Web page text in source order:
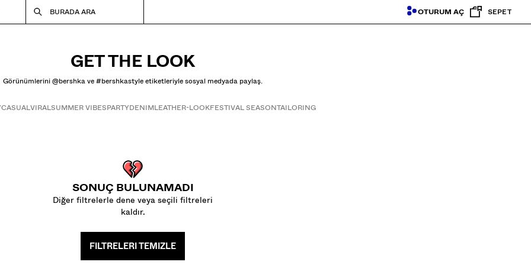
BURADA ARA OTURUM AÇ SEPET
GET THE LOOK
Görünümlerini @bershka ve #bershkastyle etiketleriyle sosyal medyada paylaş.
CASUALVIRALSUMMER VIBESPARTYDENIMLEATHER-LOOKFESTIVAL SEASONTAILORING
SONUÇ BULUNAMADI
Diğer filtrelerle dene veya seçili filtreleri
kaldır.
FILTRELERI TEMIZLE